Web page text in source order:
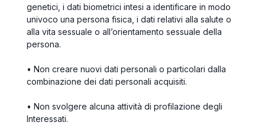
genetici, i dati biometrici intesi a identificare in modo
univoco una persona fisica, i dati relativi alla salute o
alla vita sessuale o all’orientamento sessuale della
persona.
• Non creare nuovi dati personali o particolari dalla
combinazione dei dati personali acquisiti.
• Non svolgere alcuna attività di profilazione degli
Interessati.